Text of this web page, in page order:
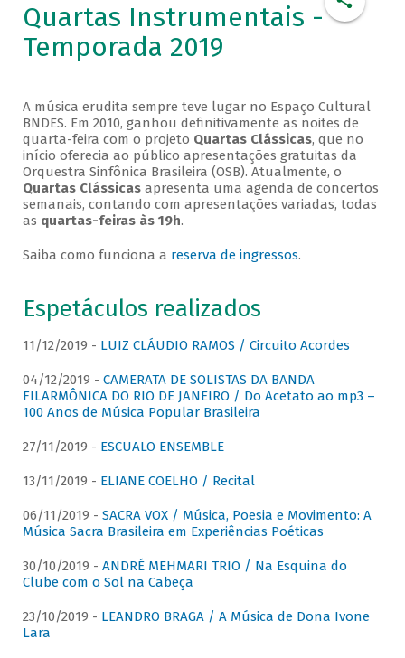
Quartas Instrumentais -
Temporada 2019
A música erudita sempre teve lugar no Espaço Cultural
BNDES. Em 2010, ganhou definitivamente as noites de
quarta-feira com o projeto Quartas Clássicas, que no
início oferecia ao público apresentações gratuitas da
Orquestra Sinfônica Brasileira (OSB). Atualmente, o
Quartas Clássicasapresenta uma agenda de concertos
semanais, contando com apresentações variadas, todas
as quartas-feiras às 19h.
Saiba como funciona a reserva de ingressos.
Espetáculos realizados
11/12/2019 - LUIZ CLÁUDIO RAMOS / Circuito Acordes
04/12/2019 - CAMERATA DE SOLISTAS DA BANDA
FILARMÔNICA DO RIO DE JANEIRO / Do Acetato ao mp3 –
100 Anos de Música Popular Brasileira
27/11/2019 - ESCUALO ENSEMBLE
13/11/2019 - ELIANE COELHO / Recital
06/11/2019 - SACRA VOX / Música, Poesia e Movimento: A
Música Sacra Brasileira em Experiências Poéticas
30/10/2019 - ANDRÉ MEHMARI TRIO / Na Esquina do
Clube com o Sol na Cabeça
23/10/2019 - LEANDRO BRAGA / A Música de Dona Ivone
Lara